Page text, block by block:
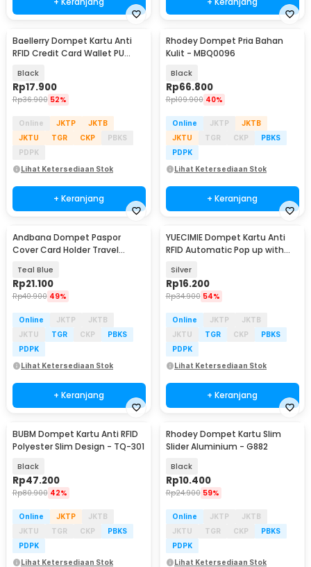
Baellerry Dompet Kartu Anti
RFID Credit Card Wallet PU
Black
Rp17.900
Rp36.900 52%
Online JKTP
JKTB
JKTU
TGR CKP
PBKS
PDPK
Lihat Ketersediaan Stok
+ Keranjang
Rhodey Dompet Pria Bahan
Kulit - MBQ0096
Black
Rp66.800
Rp109.900 40%
Online JKTP
JKTB
JKTU
TGR CKP
PBKS
PDPK
Lihat Ketersediaan Stok
+ Keranjang
Andbana Dompet Paspor
Cover Card Holder Travel
Teal Blue
Rp21.100
Rp40.900 49%
Online JKTP
JKTB
JKTU
TGR CKP
PBKS
PDPK
Lihat Ketersediaan Stok
+ Keranjang
YUECIMIE Dompet Kartu Anti
RFID Automatic Pop up with
Silver
Rp16.200
Rp34.900 54%
Online JKTP
JKTB
JKTU
TGR CKP
PBKS
PDPK
Lihat Ketersediaan Stok
+ Keranjang
BUBM Dompet Kartu Anti RFID
Polyester Slim Design - TQ-301
Black
Rp47.200
Rp80.900 42%
Online JKTP
JKTB
JKTU
TGR CKP
PBKS
PDPK
Lihat Ketersediaan Stok
Rhodey Dompet Kartu Slim
Slider Aluminium - G882
Black
Rp10.400
Rp24.900 59%
Online JKTP
JKTB
JKTU
TGR CKP
PBKS
PDPK
Lihat Ketersediaan Stok